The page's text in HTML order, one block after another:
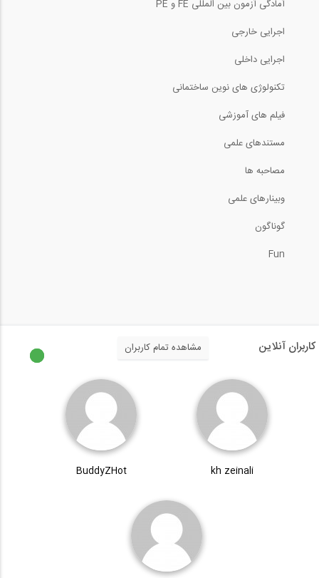
آموزش تسلیح خاک- پارت دوم
11:37
5:38
چگونه میلگردها را به هم متصل کنیم؟
تحلیل تیرها تحت بارهای گسترده مختلف-...
آمادگی آزمون بین المللی FE و PE
اجرایی خارجی
اجرایی داخلی
تکنولوژی های نوین ساختمانی
فیلم های آموزشی
مستندهای علمی
مصاحبه ها
وبینارهای علمی
گوناگون
Fun
کاربران آنلاین مشاهده تمام کاربران
kh zeinali
BuddyZHot